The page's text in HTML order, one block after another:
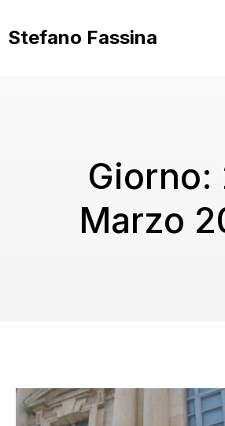
contenuto
Stefano Fassina
Giorno:
Marzo